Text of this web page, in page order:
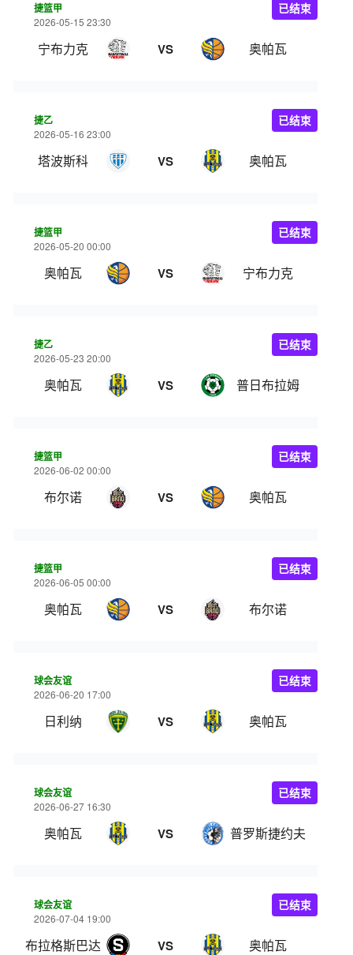
捷篮甲
2026-05-15 23:30
宁布力克 VS 奥帕瓦
已结束
捷乙
2026-05-16 23:00
塔波斯科 VS 奥帕瓦
已结束
捷篮甲
2026-05-20 00:00
奥帕瓦 VS 宁布力克
已结束
捷乙
2026-05-23 20:00
奥帕瓦 VS 普日布拉姆
已结束
捷篮甲
2026-06-02 00:00
布尔诺 VS 奥帕瓦
已结束
捷篮甲
2026-06-05 00:00
奥帕瓦 VS 布尔诺
已结束
球会友谊
2026-06-20 17:00
日利纳 VS 奥帕瓦
已结束
球会友谊
2026-06-27 16:30
奥帕瓦 VS 普罗斯捷约夫
已结束
球会友谊
2026-07-04 19:00
布拉格斯巴达 VS 奥帕瓦
已结束